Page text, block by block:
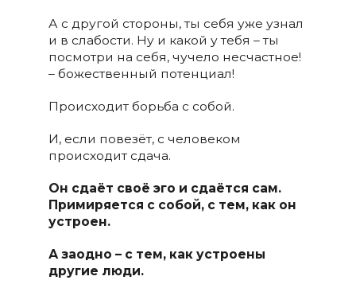
А с другой стороны, ты себя уже узнал
и в слабости. Ну и какой у тебя – ты
посмотри на себя, чучело несчастное!
– божественный потенциал!
Происходит борьба с собой.
И, если повезёт, с человеком
происходит сдача.
Он сдаёт своё эго и сдаётся сам.
Примиряется с собой, с тем, как он
устроен.
А заодно – с тем, как устроены
другие люди.